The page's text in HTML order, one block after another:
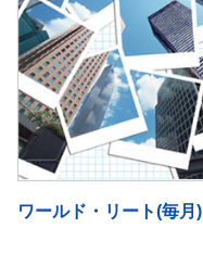
ワールド・リート(毎月)